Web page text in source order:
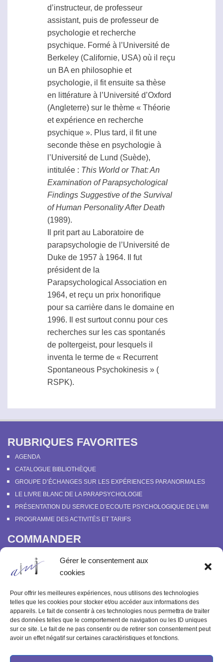
Gérer le consentement aux
cookies
Pour offrir les meilleures expériences, nous utilisons des technologies
telles que les cookies pour stocker et/ou accéder aux informations des
appareils. Le fait de consentir à ces technologies nous permettra de traiter
des données telles que le comportement de navigation ou les ID uniques
sur ce site. Le fait de ne pas consentir ou de retirer son consentement peut
avoir un effet négatif sur certaines caractéristiques et fonctions.
d’instructeur, de professeur
assistant, puis de professeur de
psychologie et recherche
psychique. Formé à l’Université de
Berkeley (Californie, USA) où il reçu
un BA en philosophie et
psychologie, il fit ensuite sa thèse
en littérature à l’Université d’Oxford
(Angleterre) sur le thème « Théorie
et expérience en recherche
psychique ». Plus tard, il fit une
seconde thèse en psychologie à
l’Université de Lund (Suède),
intitulée : This World or That: An
Examination of Parapsychological
Findings Suggestive of the Survival
of Human Personality After Death
(1989).
Il prit part au Laboratoire de
parapsychologie de l’Université de
Duke de 1957 à 1964. Il fut
président de la
Parapsychological Association en
1964, et reçu un prix honorifique
pour sa carrière dans le domaine en
1996. Il est surtout connu pour ces
recherches sur les cas spontanés
de poltergeist, pour lesquels il
inventa le terme de « Recurrent
Spontaneous Psychokinesis » (
RSPK).
RUBRIQUES FAVORITES
AGENDA
CATALOGUE BIBLIOTHÈQUE
GROUPE D’ÉCHANGES SUR LES EXPÉRIENCES PARANORMALES
LE LIVRE BLANC DE LA PARAPSYCHOLOGIE
PRÉSENTATION DU SERVICE D’ECOUTE PSYCHOLOGIQUE DE L’IMI
PROGRAMME DES ACTIVITÉS ET TARIFS
COMMANDER
SOUTENIR L’INSTITUT MÉTAPSYCHIQUE
COMMANDER OU FEUILLETER “LE BULLETIN MÉTAPSYCHIQUE” ET
“MÉTAPSYCHIQUE”
ARCHIVES
ACTIVITÉS PASSÉES